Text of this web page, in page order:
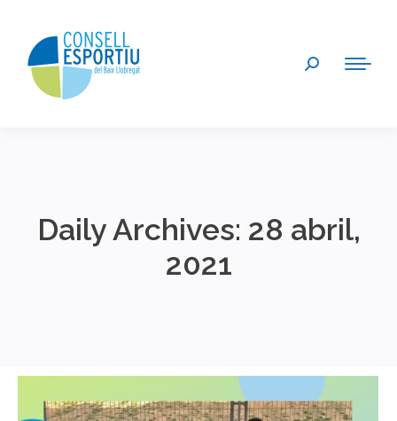
Search:
Daily Archives: 28 abril,
2021